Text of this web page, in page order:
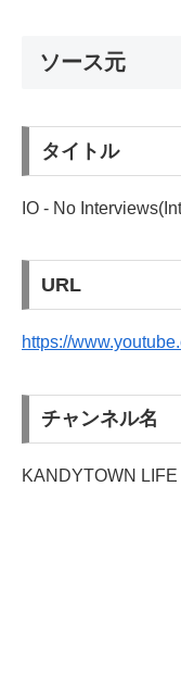
ソース元
タイトル
IO - No
URL
https://
チャンネル名
KANDYTOWN LIFE